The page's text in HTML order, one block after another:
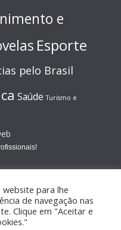
e
Esporte
pelo Brasil
Saúde Turismo e
para lhe
de navegação nas
Clique em "Aceitar e